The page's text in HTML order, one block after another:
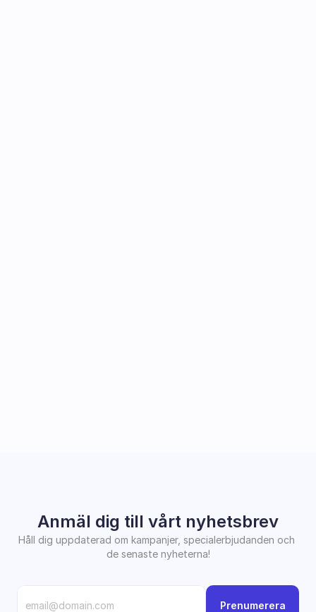
Anmäl dig till vårt nyhetsbrev
Håll dig uppdaterad om kampanjer, specialerbjudanden och
de senaste nyheterna!
Prenumerera